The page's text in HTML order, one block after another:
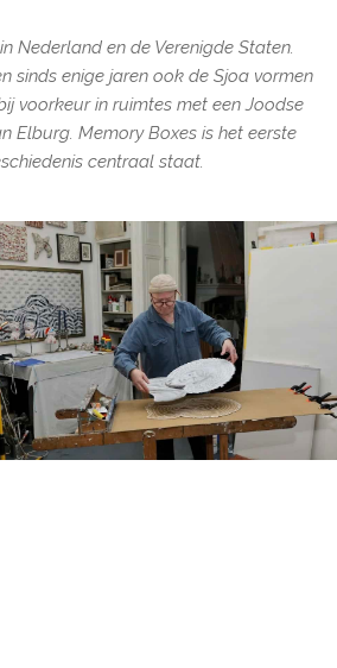
Nederland en de Verenigde Staten.
sinds enige jaren ook de Sjoa vormen
voorkeur in ruimtes met een Joodse
Elburg. Memory Boxesis het eerste
centraal staat.